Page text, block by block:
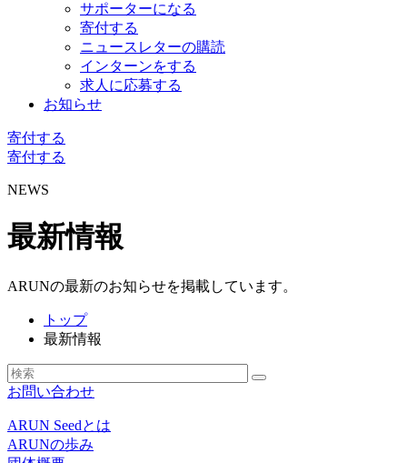
サポーターになる
寄付する
ニュースレターの購読
インターンをする
求人に応募する
お知らせ
寄付する
寄付する
NEWS
最新情報
ARUNの最新のお知らせを掲載しています。
トップ
最新情報
お問い合わせ
ARUN Seedとは
ARUNの歩み